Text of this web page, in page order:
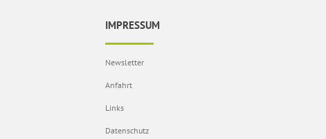
IMPRESSUM
Newsletter
Anfahrt
Links
Datenschutz